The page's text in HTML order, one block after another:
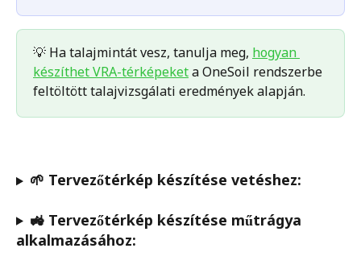
💡 Ha talajmintát vesz, tanulja meg, hogyan
készíthet VRA-térképeket a OneSoil rendszerbe
feltöltött talajvizsgálati eredmények alapján.
🌱 Tervezőtérkép készítése vetéshez:
🚜 Tervezőtérkép készítése műtrágya
alkalmazásához: